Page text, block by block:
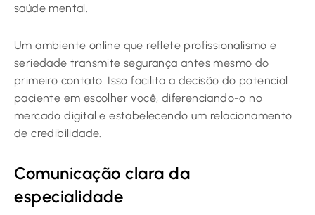
saúde mental.
Um ambiente online que reflete profissionalismo e
seriedade transmite segurança antes mesmo do
primeiro contato. Isso facilita a decisão do potencial
paciente em escolher você, diferenciando-o no
mercado digital e estabelecendo um relacionamento
de credibilidade.
Comunicação clara da
especialidade